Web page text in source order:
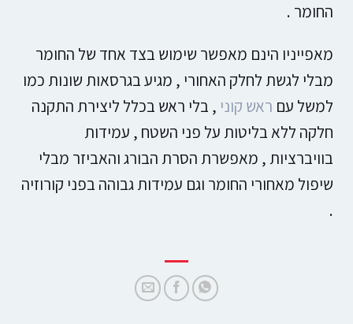
החומר .
מאפייניו הינם מאפשר שימוש בצד אחד של החומר
מבלי לגשת לחלק האחורי , מגיע בגרסאות שונות כמו
למשל עם ראש קוני , בלי ראש בכלל ליצירת התקנה
חלקה ללא בליטות על פני השטח , עמידות
בוויברציות , מאפשרת הסרת הבורג והאביזר מבלי
שיפול מאחורי החומר וגם עמידות גבוהה בפני קורוזיה
.